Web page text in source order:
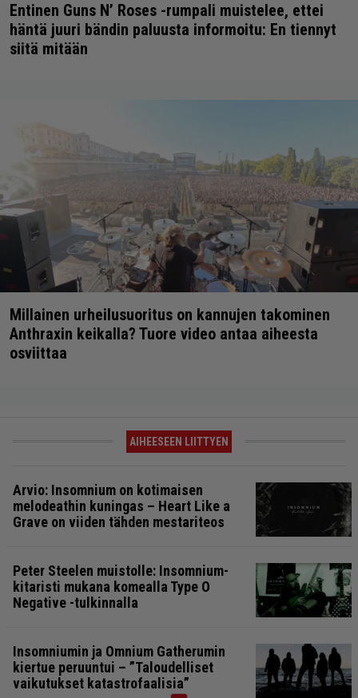
Entinen Guns N’ Roses -rumpali muistelee, ettei
häntä juuri bändin paluusta informoitu: En tiennyt
siitä mitään
Millainen urheilusuoritus on kannujen takominen
Anthraxin keikalla? Tuore video antaa aiheesta
osviittaa
AIHEESEEN LIITTYEN
Arvio: Insomnium on kotimaisen
melodeathin kuningas – Heart Like a
Grave on viiden tähden mestariteos
Peter Steelen muistolle: Insomnium-
kitaristi mukana komealla Type O
Negative -tulkinnalla
Insomniumin ja Omnium Gatherumin
kiertue peruuntui – ”Taloudelliset
vaikutukset katastrofaalisia”